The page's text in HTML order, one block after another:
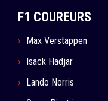
F1 COUREURS
Max Verstappen
Isack Hadjar
Lando Norris